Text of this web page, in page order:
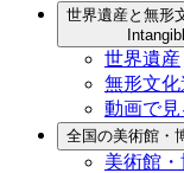
世界遺産と無形
世界遺産
無形文
動画で
全国の美術館・
美術館